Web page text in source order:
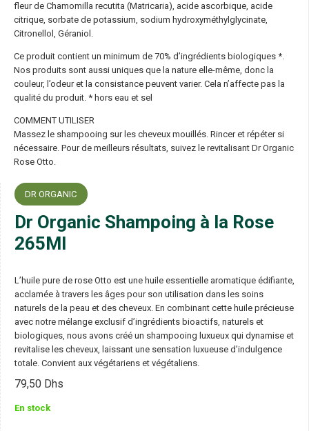
fleur de Chamomilla recutita (Matricaria), acide ascorbique, acide
citrique, sorbate de potassium, sodium hydroxyméthylglycinate,
Citronellol, Géraniol.
Ce produit contient un minimum de 70% d’ingrédients biologiques *.
Nos produits sont aussi uniques que la nature elle-même, donc la
couleur, l’odeur et la consistance peuvent varier. Cela n’affecte pas la
qualité du produit. * hors eau et sel
COMMENT UTILISER
Massez le shampooing sur les cheveux mouillés. Rincer et répéter si
nécessaire. Pour de meilleurs résultats, suivez le revitalisant Dr Organic
Rose Otto.
DR ORGANIC
Dr Organic Shampoing à la Rose
265Ml
L’huile pure de rose Otto est une huile essentielle aromatique édifiante,
acclamée à travers les âges pour son utilisation dans les soins
naturels de la peau et des cheveux. En combinant cette huile précieuse
avec notre mélange exclusif d’ingrédients bioactifs, naturels et
biologiques, nous avons créé un shampooing luxueux qui dynamise et
revitalise les cheveux, laissant une sensation luxueuse d’indulgence
totale. Convient aux végétariens et végétaliens.
79,50 Dhs
En stock